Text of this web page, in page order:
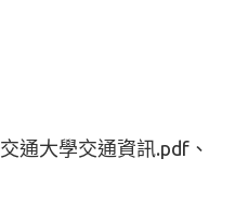
通大學交通資訊.pdf